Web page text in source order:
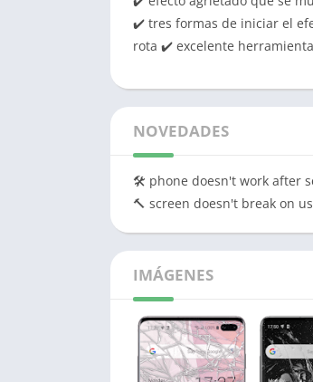
✔️ tres formas de iniciar el
rota ✔️ excelente
NOVEDADES
🛠️ phone doesn't work after
🔨 screen doesn't break on
IMÁGENES